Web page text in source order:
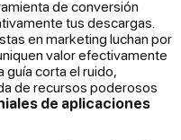
de conversión
tus descargas.
en marketing luchan por
valor efectivamente
guía corta el ruido,
de recursos poderosos
de aplicaciones